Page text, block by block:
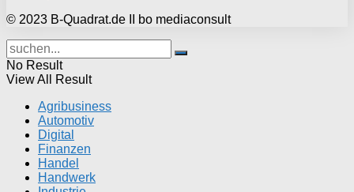
© 2023 B-Quadrat.de II bo mediaconsult
No Result
View All Result
Agribusiness
Automotiv
Digital
Finanzen
Handel
Handwerk